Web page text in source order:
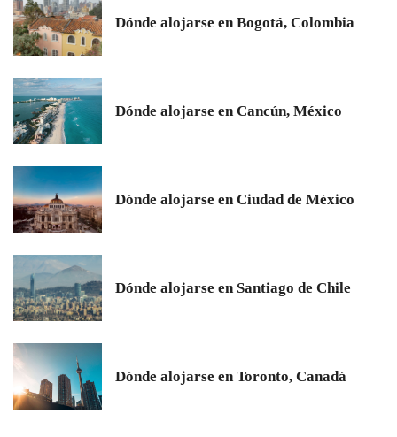
Dónde alojarse en Bogotá, Colombia
Dónde alojarse en Cancún, México
Dónde alojarse en Ciudad de México
Dónde alojarse en Santiago de Chile
Dónde alojarse en Toronto, Canadá